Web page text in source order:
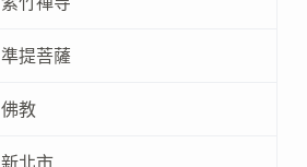
準提菩薩
佛教
新北市